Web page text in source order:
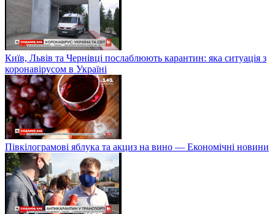
Київ, Львів та Чернівці послаблюють карантин: яка ситуація з
коронавірусом в Україні
Півкілограмові яблука та акциз на вино — Економічні новини